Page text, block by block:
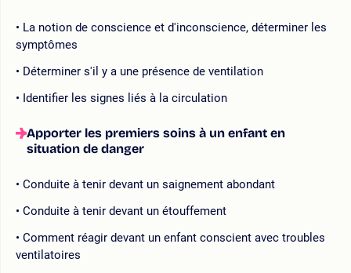
La notion de conscience et d'inconscience, déterminer les
symptômes
Déterminer s'il y a une présence de ventilation
Identifier les signes liés à la circulation
Apporter les premiers soins à un enfant en
situation de danger
Conduite à tenir devant un saignement abondant
Conduite à tenir devant un étouffement
Comment réagir devant un enfant conscient avec troubles
ventilatoires